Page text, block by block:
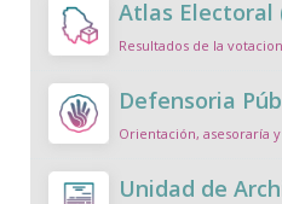
Atlas Electoral
Resultados de la
Defensoria
Orientación, asesoraría
Unidad de